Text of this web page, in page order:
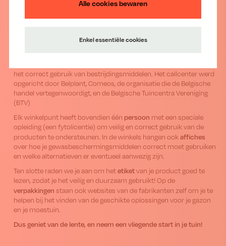
het correct gebruik van bestrijdingsmiddelen. Het callcenter werd
opgericht door Belplant, Comeos, de organisatie die de Belgische
handel vertegenwoordigt, en de Belgische Tuincentra Vereniging
(BTV)
Elk winkelpunt heeft bovendien één persoon met een speciale
opleiding (een fytolicentie) om veilig en correct gebruik van de
producten te ondersteunen. In de winkels hangen ook affiches
over hoe je gewasbeschermingsmiddelen correct moet gebruiken
en welke alternatieven er eventueel aanwezig zijn.
Ten slotte raden we je aan om hetetiketvan je product goed te
lezen, zodat je het veilig en duurzaam gebruikt! Op de
verpakkingen staan ook websites van de fabrikanten zelf om je te
helpen bij het vinden van de geschikte oplossingen voor je gazon
en je moestuin.
Dus geniet van de lente, en neem een vliegende start in je tuin!
Enkel essentiële cookies
Alle cookies bewaren